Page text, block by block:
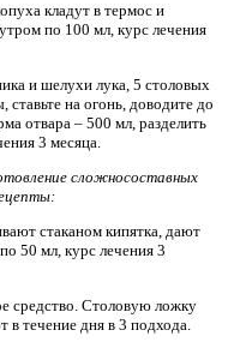
кладут в термос и
по 100 мл, курс лечения
и шелухи лука, 5 столовых
на огонь, доводите до
отвара – 500 мл, разделить
3 месяца.
сложносоставных
стаканом кипятка, дают
50 мл, курс лечения 3
средство. Столовую ложку
в течение дня в 3 подхода.